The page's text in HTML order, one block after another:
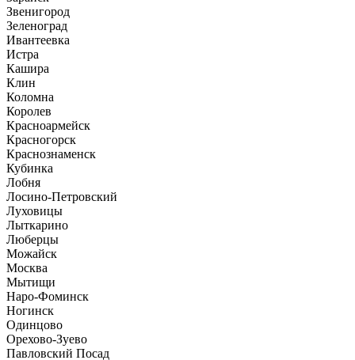
Звенигород
Зеленоград
Ивантеевка
Истра
Кашира
Клин
Коломна
Королев
Красноармейск
Красногорск
Краснознаменск
Кубинка
Лобня
Лосино-Петровский
Луховицы
Лыткарино
Люберцы
Можайск
Москва
Мытищи
Наро-Фоминск
Ногинск
Одинцово
Орехово-Зуево
Павловский Посад